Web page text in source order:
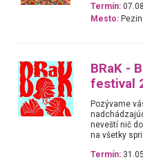
Termín:
Mesto:
BRaK -
festival
Pozývame
neveští nič
na všetky
Termín: